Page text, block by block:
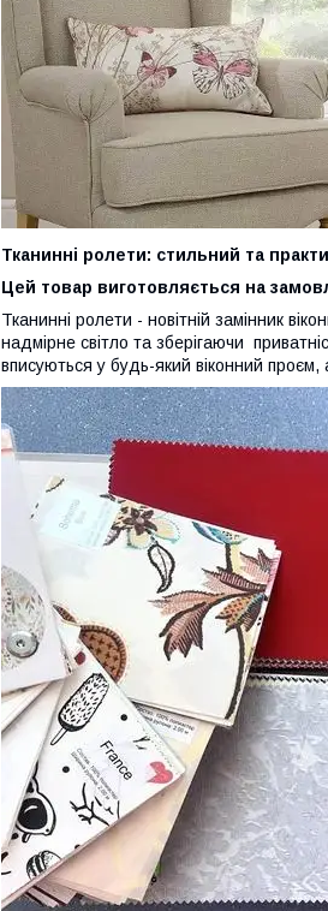
Тканинні ролети: стильний та
Цей товар виготовляється на
Тканинні ролети - новітній замінник
надмірне світло та зберігаючи
вписуються у будь-який віконний проєм,